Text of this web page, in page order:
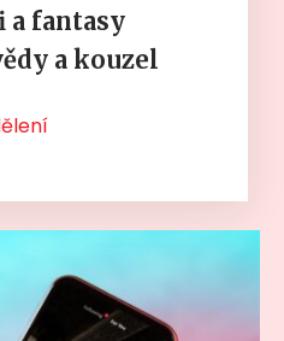
a fantasy
a kouzel